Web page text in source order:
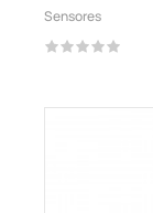
Sensores